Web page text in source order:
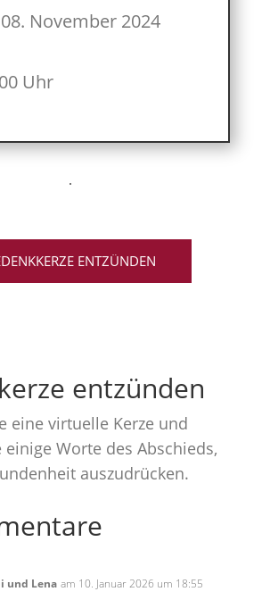
November 2024
Uhr
ENTZÜNDEN
entzünden
eine virtuelle Kerze und
einige Worte des Abschieds,
auszudrücken.
und Lena am 10. Januar 2026 um 18:55